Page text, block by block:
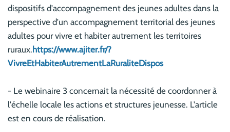
dispositifs d'accompagnement des jeunes adultes dans la
perspective d'un accompagnement territorial des jeunes
adultes pour vivre et habiter autrement les territoires
ruraux.https://www.ajiter.fr/?
VivreEtHabiterAutrementLaRuraliteDispos
- Le webinaire 3 concernait la nécessité de coordonner à
l'échelle locale les actions et structures jeunesse. L'article
est en cours de réalisation.